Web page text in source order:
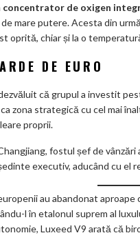
concentrator de oxigen
mare putere. Acesta din
oprită, chiar și la o
DE EURO
că grupul a investit
zona strategică cu cel mai
proprii.
fostul șef de
executiv, aducând cu
au abandonat
l în etalonul suprem al
Luxeed V9 arată că